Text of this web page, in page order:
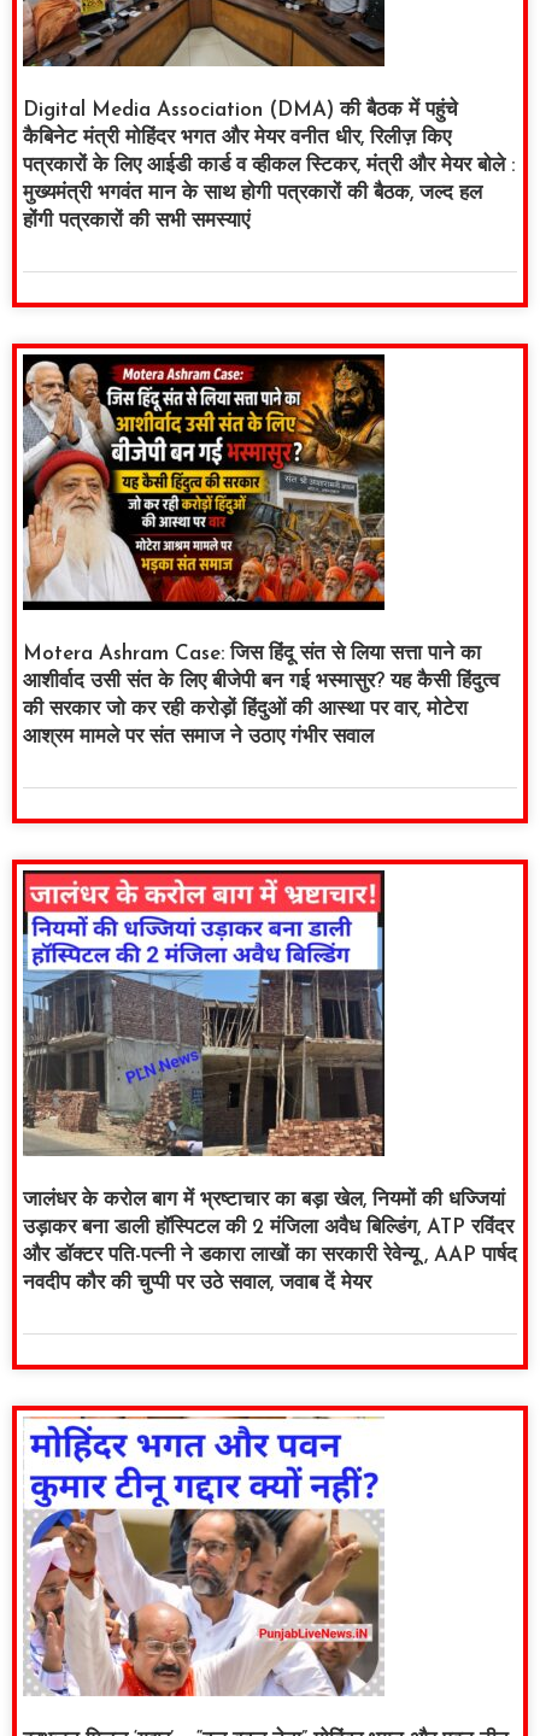
Digital Media Association (DMA) की बैठक में पहुंचे
कैबिनेट मंत्री मोहिंदर भगत और मेयर वनीत धीर, रिलीज़ किए
पत्रकारों के लिए आईडी कार्ड व व्हीकल स्टिकर, मंत्री और मेयर बोले :
मुख्यमंत्री भगवंत मान के साथ होगी पत्रकारों की बैठक, जल्द हल
होंगी पत्रकारों की सभी समस्याएं
Motera Ashram Case: जिस हिंदू संत से लिया सत्ता पाने का
आशीर्वाद उसी संत के लिए बीजेपी बन गई भस्मासुर? यह कैसी हिंदुत्व
की सरकार जो कर रही करोड़ों हिंदुओं की आस्था पर वार, मोटेरा
आश्रम मामले पर संत समाज ने उठाए गंभीर सवाल
जालंधर के करोल बाग में भ्रष्टाचार का बड़ा खेल, नियमों की धज्जियां
उड़ाकर बना डाली हॉस्पिटल की 2 मंजिला अवैध बिल्डिंग, ATP रविंदर
और डॉक्टर पति-पत्नी ने डकारा लाखों का सरकारी रेवेन्यू , AAP पार्षद
नवदीप कौर की चुप्पी पर उठे सवाल, जवाब दें मेयर